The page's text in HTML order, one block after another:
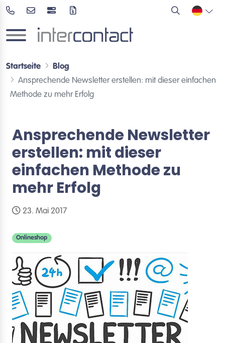
Startseite
Blog
Ansprechende Newsletter erstellen: mit dieser einfachen
Methode zu mehr Erfolg
Ansprechende Newsletter
erstellen: mit dieser
einfachen Methode zu
mehr Erfolg
23. Mai 2017
Onlineshop